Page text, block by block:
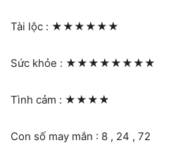
Tài lộc : ★★★★★★
Sức khỏe : ★★★★★★★★
Tình cảm : ★★★★
Con số may mắn : 8 , 24 , 72